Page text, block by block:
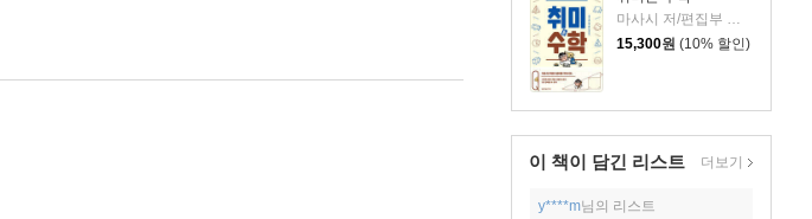
마사시 저/편집부 역/임혁진 감수
15,300원 (10% 할인)
이 책이 담긴 리스트 더보기
y****m님의 리스트